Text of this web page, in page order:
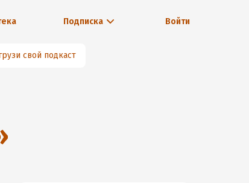
Подписка Войти
свой подкаст